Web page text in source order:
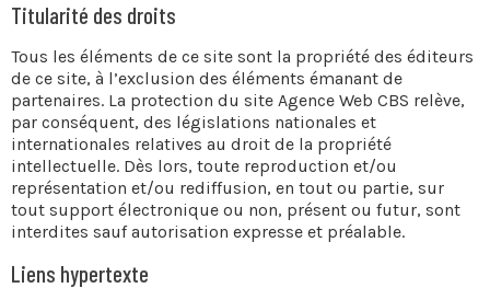
Titularité des droits
Tous les éléments de ce site sont la propriété des éditeurs
de ce site, à l’exclusion des éléments émanant de
partenaires. La protection du site Agence Web CBS relève,
par conséquent, des législations nationales et
internationales relatives au droit de la propriété
intellectuelle. Dès lors, toute reproduction et/ou
représentation et/ou rediffusion, en tout ou partie, sur
tout support électronique ou non, présent ou futur, sont
interdites sauf autorisation expresse et préalable.
Liens hypertexte